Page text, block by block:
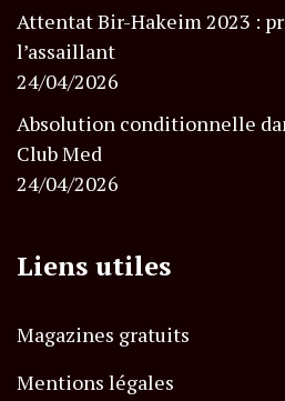
Attentat Bir-Hakeim 2023 :
l’assaillant
24/04/2026
Absolution conditionnelle
Club Med
24/04/2026
Liens utiles
Magazines gratuits
Mentions légales